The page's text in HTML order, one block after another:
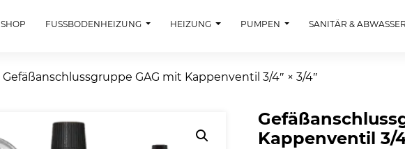
SHOP FUSSBODENHEIZUNG HEIZUNG PUMPEN SANITÄR & ABWASSER
Gefäßanschlussgruppe GAG mit Kappenventil 3/4″ × 3/4″
Kappenventil 3/